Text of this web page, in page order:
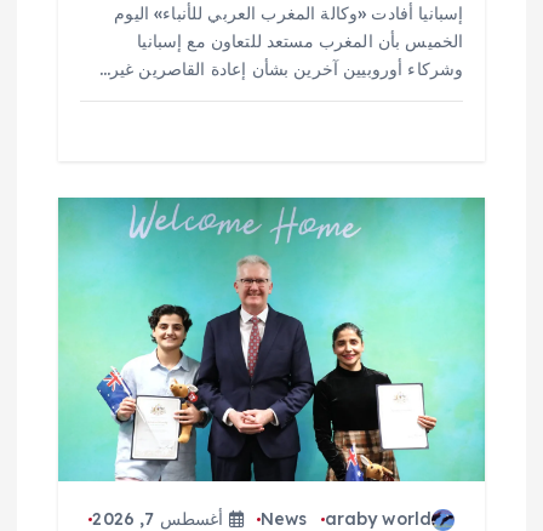
إسبانيا أفادت «وكالة المغرب العربي للأنباء» اليوم
الخميس بأن المغرب مستعد للتعاون مع إسبانيا
وشركاء أوروبيين آخرين بشأن إعادة القاصرين غير…
araby world
News
أغسطس 7, 2026